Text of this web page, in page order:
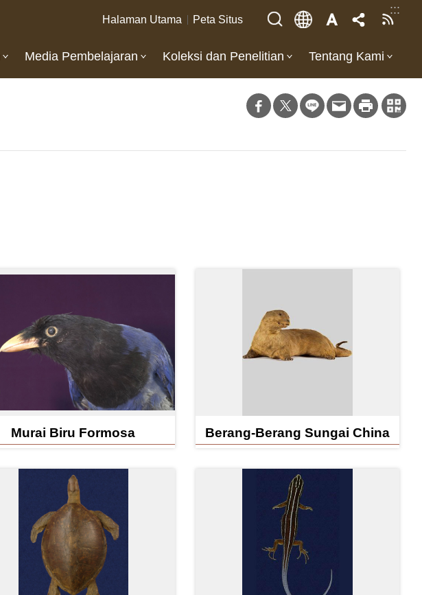
:::
Halaman Utama Peta Situs
Media Pembelajaran Koleksi dan Penelitian Tentang Kami
Murai Biru Formosa Berang-Berang Sungai China